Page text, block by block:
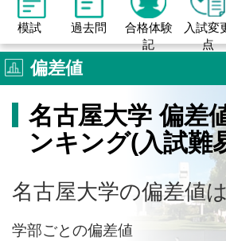
模試 過去問
合格体験
記
入試変
点
偏差値
名古屋大学 偏差
ンキング(入試難
名古屋大学の偏差値
学部ごとの偏差値